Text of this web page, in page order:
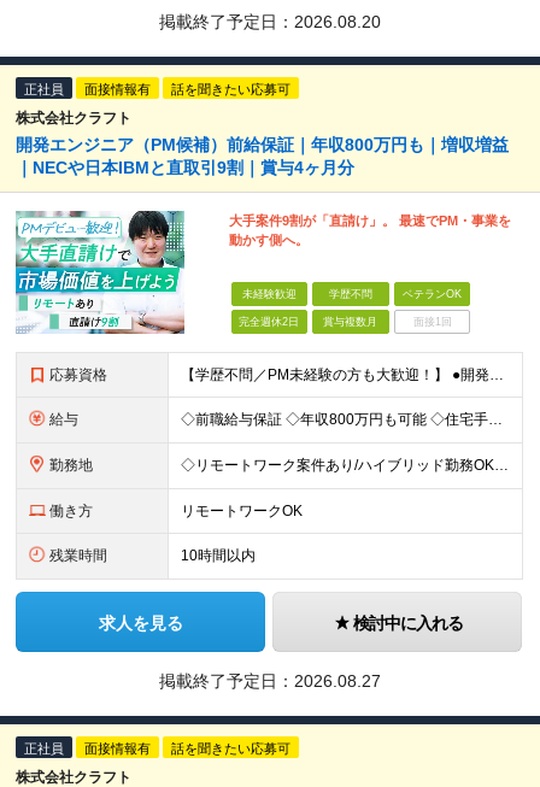
掲載終了予定日： 2026.08.20
正社員 面接情報有 話を聞きたい応募可
株式会社クラフト
開発エンジニア（PM候補）前給保証｜年収800万円も｜増収増益
｜NECや日本IBMと直取引9割｜賞与4ヶ月分
大手案件9割が「直請け」。 最速でPM・事業を
動かす側へ。
未経験歓迎 学歴不問 ベテランOK
完全週休2日 賞与複数月 面接1回
応募資格 【学歴不問／PM未経験の方も大歓迎！】 ●開発エンジニアとしての実務経験をお持ちの方 ～採用担当者より～ 「PM経験が一切ない」という方もご心配なく！ 面接で一番大切にしているのは「これまでどんな業
給与 ◇前職給与保証 ◇年収800万円も可能 ◇住宅手当・賞与年間4か月支給実績あり＋業績により、別途決算賞与あり 【PM・PL候補】 数名規模のチームでの進捗管理や、後輩・メンバーの指導・フォロー経験が
勤務地 ◇リモートワーク案件あり/ハイブリッド勤務OK 【本社】東京都豊島区高田3-14-29 KDX高田馬場ビル2F ┗都内、神奈川県のプロジェクト先での勤務もございます。 ＜プロジェクト先エリア例＞
働き方 リモートワークOK
残業時間 10時間以内
求人を見る 検討中に入れる
掲載終了予定日： 2026.08.27
正社員 面接情報有 話を聞きたい応募可
株式会社クラフト